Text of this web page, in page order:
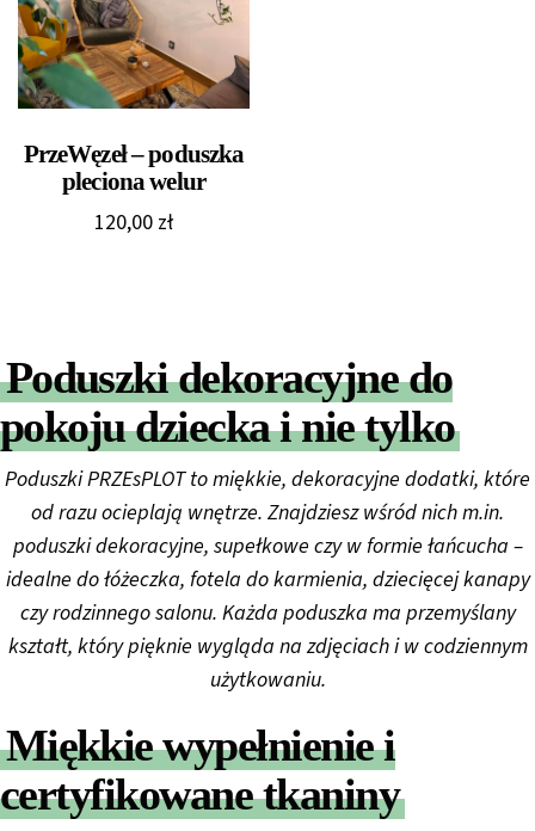
PrzeWęzeł – poduszka
pleciona welur
120,00 zł
Poduszki dekoracyjne do
pokoju dziecka i nie tylko
Poduszki PRZEsPLOT to miękkie, dekoracyjne dodatki, które
od razu ocieplają wnętrze. Znajdziesz wśród nich m.in.
poduszki dekoracyjne, supełkowe czy w formie łańcucha –
idealne do łóżeczka, fotela do karmienia, dziecięcej kanapy
czy rodzinnego salonu. Każda poduszka ma przemyślany
kształt, który pięknie wygląda na zdjęciach i w codziennym
użytkowaniu.
Miękkie wypełnienie i
certyfikowane tkaniny